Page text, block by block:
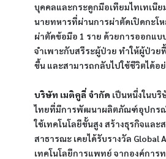
บุคคลและกระดูกมือเทียมไทเทเนี
นายทหารที่ผ่านการผ่าตัดเปิดกะโ
ผ่าตัดข้อมือ 1 ราย ด้วยการออกแ
จำเพาะกับสรีระผู้ป่วย ทำให้ผู้ป่วย
ขึ้น และสามารถกลับไปใช้ชีวิตได้อ
บริษัท เมติคูลี่ จำกัด เป็นหนึ่งในบ
ไทยที่มีการพัฒนาผลิตภัณฑ์อุปกร
ใช้เทคโนโลยีขั้นสูง สร้างธุรกิจแล
สาธารณะ เคยได้รับรางวัล Global
เทคโนโลยีการแพทย์ จากองค์กา